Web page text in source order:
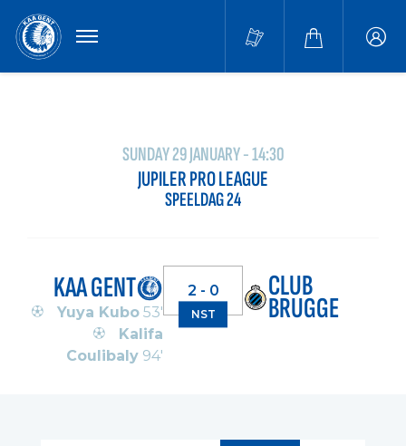
MENU
SUNDAY 29 JANUARY - 14:30
JUPILER PRO LEAGUE
SPEELDAG 24
KAA GENT
Yuya Kubo 53'
Kalifa
Coulibaly 94'
2 - 0
NST
CLUB
BRUGGE